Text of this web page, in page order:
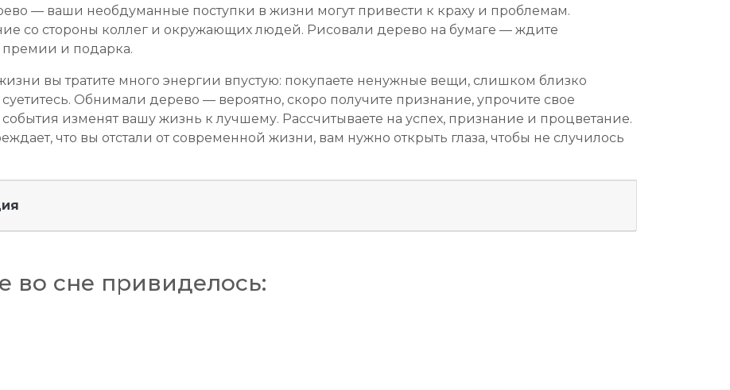
— ваши необдуманные поступки в жизни могут привести к краху и проблемам.
со стороны коллег и окружающих людей. Рисовали дерево на бумаге — ждите
премии и подарка.
вы тратите много энергии впустую: покупаете ненужные вещи, слишком близко
Обнимали дерево — вероятно, скоро получите признание, упрочите свое
изменят вашу жизнь к лучшему. Рассчитываете на успех, признание и процветание.
что вы отстали от современной жизни, вам нужно открыть глаза, чтобы не случилось
во сне привиделось: